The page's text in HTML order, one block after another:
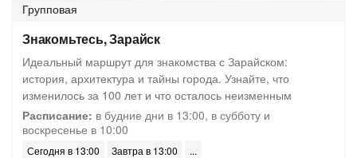
Групповая
Знакомьтесь, Зарайск
Идеальный маршрут для знакомства с Зарайском:
история, архитектура и тайны города. Узнайте, что
изменилось за 100 лет и что осталось неизменным
Расписание: в будние дни в 13:00, в субботу и
воскресенье в 10:00
Сегодня в 13:00 Завтра в 13:00